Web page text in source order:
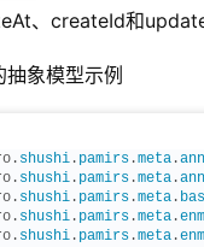
、createId和
象模型示例
shushi . pamirs .meta .
shushi . pamirs .meta .
shushi . pamirs .meta .
shushi . pamirs .meta .
shushi . pamirs .meta .